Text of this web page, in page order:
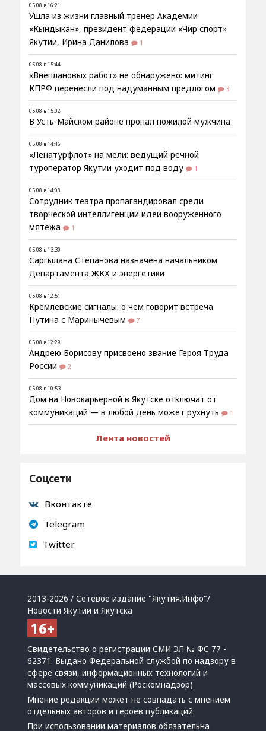
05.08 в 16:21
Ушла из жизни главный тренер Академии
«Кындыкан», президент федерации «Чир спорт»
Якутии, Ирина Данилова
1
05.08 в 15:44
«Внеплановых работ» не обнаружено: митинг
КПРФ перенесли под надуманным предлогом
3
05.08 в 15:02
В Усть-Майском районе пропал пожилой мужчина
05.08 в 14:46
«Ленатурфлот» на мели: ведущий речной
туроператор Якутии уходит под воду
1
05.08 в 14:08
Сотрудник театра пропагандировал среди
творческой интеллигенции идеи вооруженного
мятежа
1
05.08 в 13:30
Саргылана Степанова назначена начальником
Департамента ЖКХ и энергетики
05.08 в 12:51
Кремлёвские сигналы: о чём говорит встреча
Путина с Маринычевым
7
05.08 в 12:29
Андрею Борисову присвоено звание Героя Труда
России
2
05.08 в 10:53
Дом на Новокарьерной в Якутске отключат от
коммуникаций — в любой день может рухнуть
1
Лента новостей
Соцсети
Вконтакте
Telegram
Twitter
2013-2026 / Сетевое издание "Якутия.Инфо"/
Новости Якутии и Якутска
Свидетельство о регистрации СМИ ЭЛ № ФС 77 -
62371. Выдано Федеральной службой по надзору в
сфере связи, информационных технологий и
массовых коммуникаций (Роскомнадзор)
Мнение редакции может не совпадать с мнением
отдельных авторов и героев публикаций.
При использовании материалов обязательна